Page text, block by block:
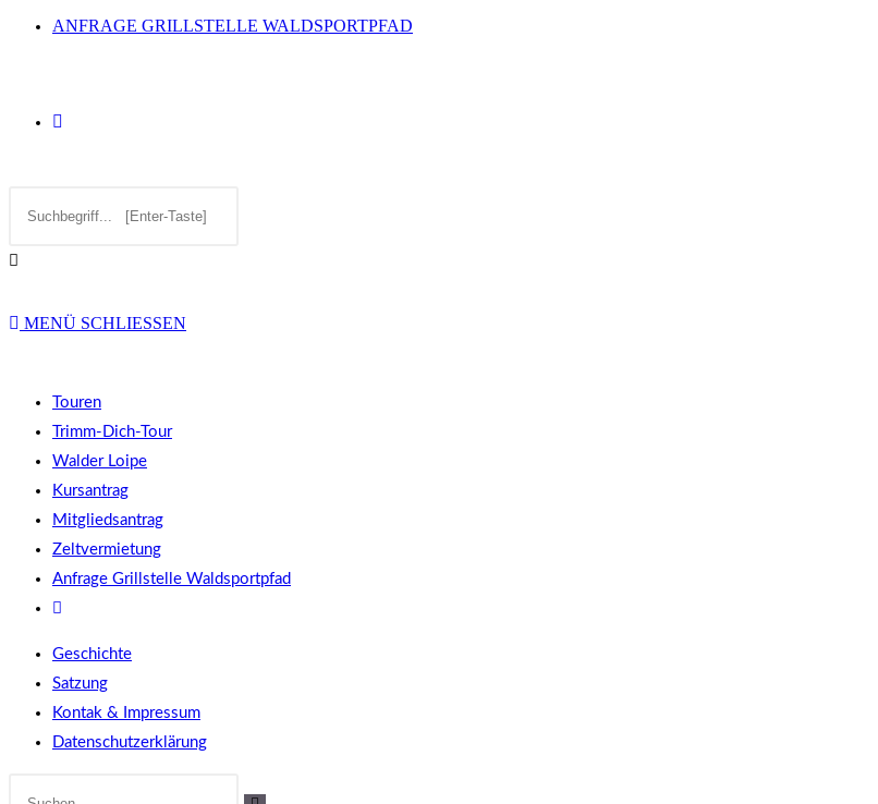
ANFRAGE GRILLSTELLE WALDSPORTPFAD
WEBSITE-
SUCHE
UMSCHALTEN
durchsuchen
MENÜ SCHLIESSEN
Touren
Trimm-Dich-Tour
Walder Loipe
Kursantrag
Mitgliedsantrag
Zeltvermietung
Anfrage Grillstelle Waldsportpfad
Website-
umschalten
Geschichte
Satzung
Kontak & Impressum
Datenschutzerklärung